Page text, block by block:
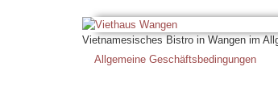
Vietnamesisches Bistro in Wangen im
Allgemeine Geschäftsbedingungen